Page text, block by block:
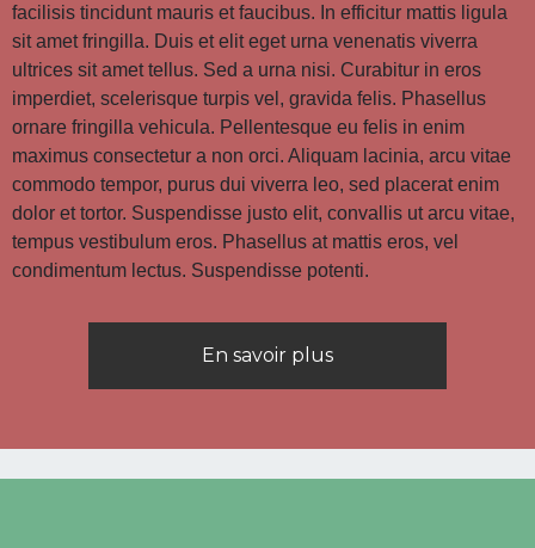
facilisis tincidunt mauris et faucibus. In efficitur mattis ligula
sit amet fringilla. Duis et elit eget urna venenatis viverra
ultrices sit amet tellus. Sed a urna nisi. Curabitur in eros
imperdiet, scelerisque turpis vel, gravida felis. Phasellus
ornare fringilla vehicula. Pellentesque eu felis in enim
maximus consectetur a non orci. Aliquam lacinia, arcu vitae
commodo tempor, purus dui viverra leo, sed placerat enim
dolor et tortor. Suspendisse justo elit, convallis ut arcu vitae,
tempus vestibulum eros. Phasellus at mattis eros, vel
condimentum lectus. Suspendisse potenti.
En savoir plus